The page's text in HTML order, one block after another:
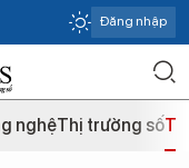
Đăng nhập
nghệThị trường số